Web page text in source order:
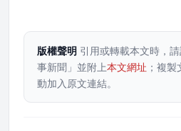
版權聲明 引用或轉載本文時，
事新聞」並附上本文網址 ；複
動加入原文連結。